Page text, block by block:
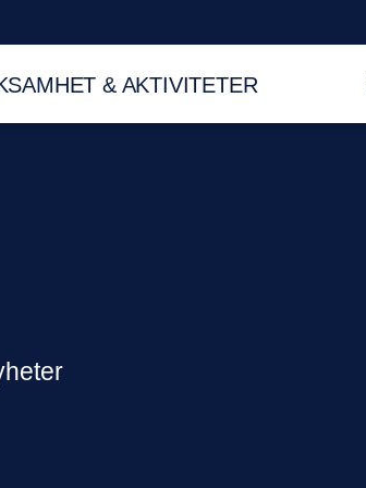
& AKTIVITETER